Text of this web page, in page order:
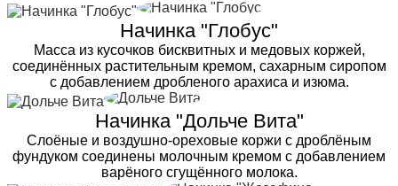
Начинка "Глобус"
Масса из кусочков бисквитных и медовых коржей,
соединённых растительным кремом, сахарным сиропом
с добавлением дробленого арахиса и изюма.
Начинка "Дольче Вита"
Слоёные и воздушно-ореховые коржи с дроблёным
фундуком соединены молочным кремом с добавлением
варёного сгущённого молока.